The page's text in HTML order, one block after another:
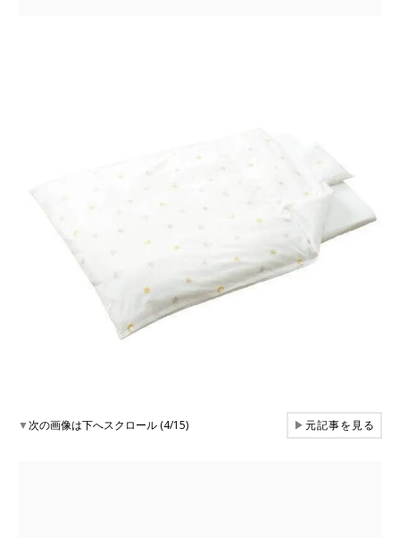
▼次の画像は下へスクロール (4/15) ▶元記事を見る